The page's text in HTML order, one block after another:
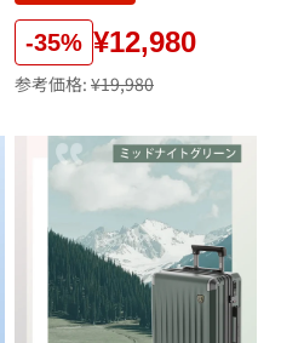
-35% ¥12,980
参考価格: ¥19,980